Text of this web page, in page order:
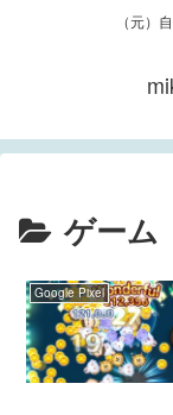
（元）
ゲーム
Google Pixel